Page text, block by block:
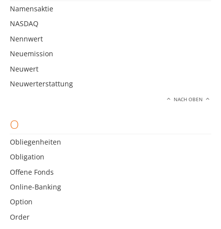
Namensaktie
NASDAQ
Nennwert
Neuemission
Neuwert
Neuwerterstattung
NACH OBEN
O
Obliegenheiten
Obligation
Offene Fonds
Online-Banking
Option
Order